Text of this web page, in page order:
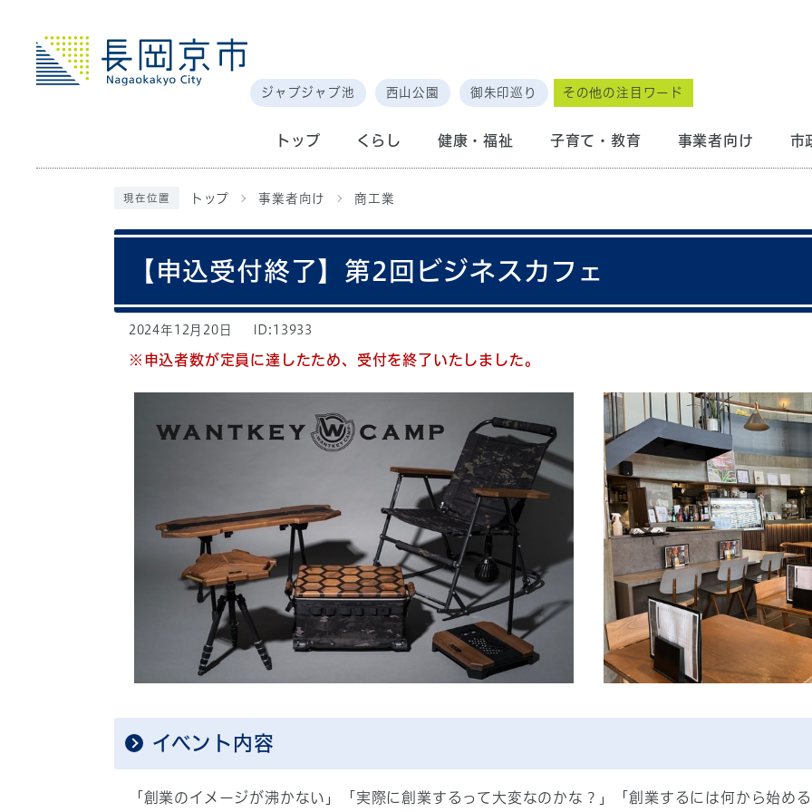
ジャブジャブ池 西山公園 御朱印巡り その他の注目ワード
トップ くらし 健康・福祉 子育て・教育 事業者向け 市
現在位置 トップ 事業者向け 商工業
【申込受付終了】第2回ビジネスカフェ
2024年12月20日 ID:13933
※申込者数が定員に達したため、受付を終了いたしました。
イベント内容
「創業のイメージが沸かない」「実際に創業するって大変なのかな？」「創業するには何から始め